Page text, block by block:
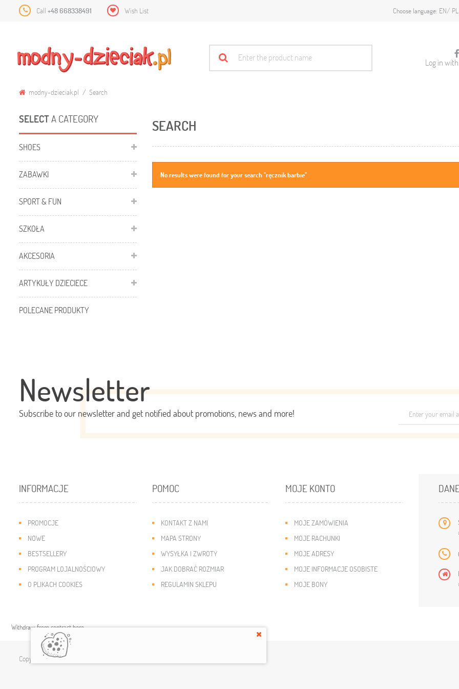
Call +48 668338491 Wish List Choose language: EN PL
Log in
modny-dzieciak.pl Search
SELECTA CATEGORY
SHOES
ZABAWKI
SPORT & FUN
SZKOŁA
AKCESORIA
ARTYKUŁY DZIECIECE
POLECANE PRODUKTY
SEARCH
No results were found for your search "ręcznik barbie"
Newsletter
Subscribe to our newsletter and get notified about promotions, news and more!
INFORMACJE
PROMOCJE
NOWE
BESTSELLERY
PROGRAM LOJALNOŚCIOWY
O PLIKACH COOKIES
POMOC
KONTAKT Z NAMI
MAPA STRONY
WYSYŁKA I ZWROTY
JAK DOBRAĆ ROZMIAR
REGULAMIN SKLEPU
MOJE KONTO
MOJE ZAMÓWIENIA
MOJE RACHUNKI
MOJE ADRESY
MOJE INFORMACJE OSOBISTE
MOJE BONY
Withdraw from contract here
Copyright © 2019